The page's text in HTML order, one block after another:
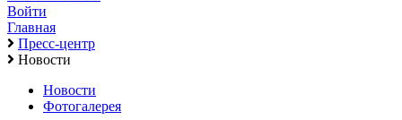
Войти
Главная
Пресс-центр
Новости
Новости
Фотогалерея